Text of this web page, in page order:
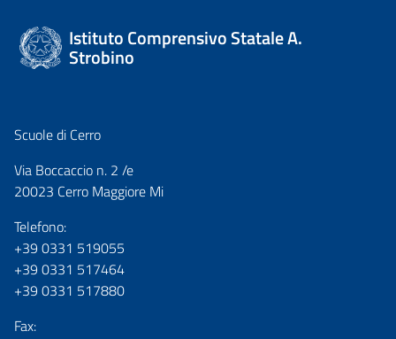
Istituto Comprensivo Statale A.
Strobino
Scuole di Cerro
Via Boccaccio n. 2 /e
20023 Cerro Maggiore Mi
Telefono:
+39 0331 519055
+39 0331 517464
+39 0331 517880
Fax: